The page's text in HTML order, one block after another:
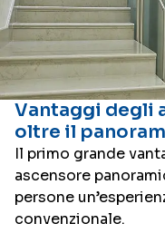
Vantaggi degli
oltre il
Il primo grande
ascensore
persone
convenzionale.